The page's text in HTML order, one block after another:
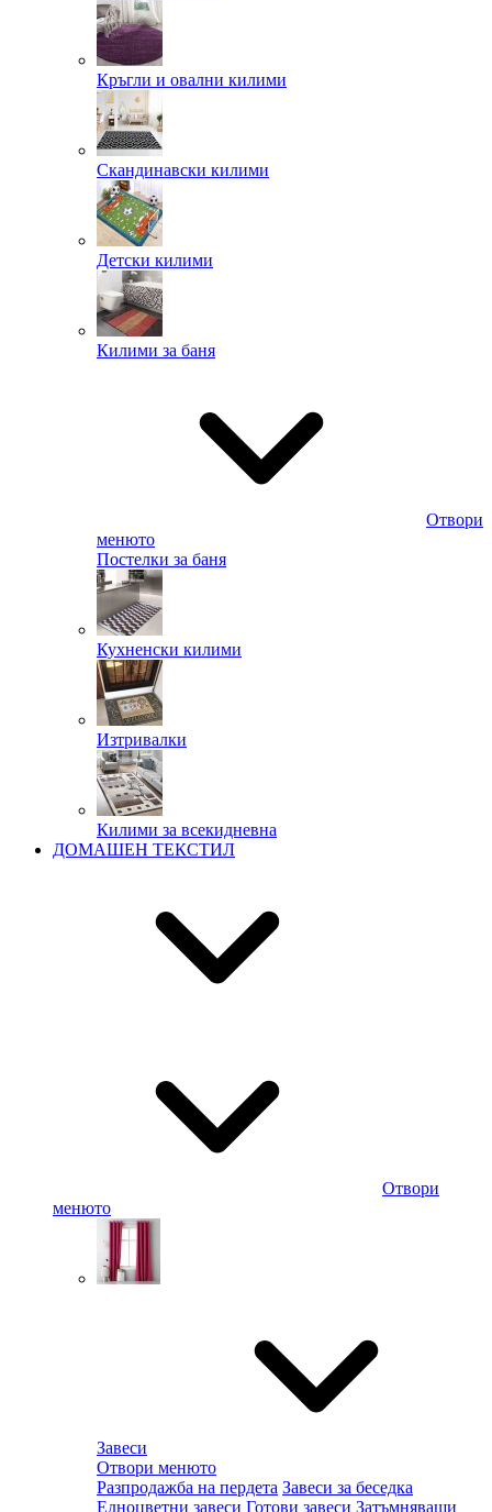
Кръгли и овални килими
Скандинавски килими
Детски килими
Килими за баня
Отвори
менюто
Постелки за баня
Кухненски килими
Изтривалки
Килими за всекидневна
ДОМАШЕН ТЕКСТИЛ
Отвори
менюто
Завеси
Отвори менюто
Разпродажба на пердета Завеси за беседка
Едноцветни завеси Готови завеси Затъмняващи